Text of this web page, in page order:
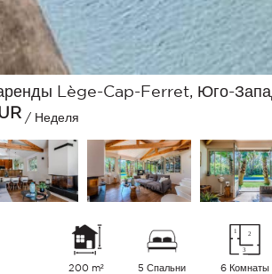
Lège-Cap-Ferret, Юго-
/ Неделя
200 m² 5 Спальни 6 Комнаты